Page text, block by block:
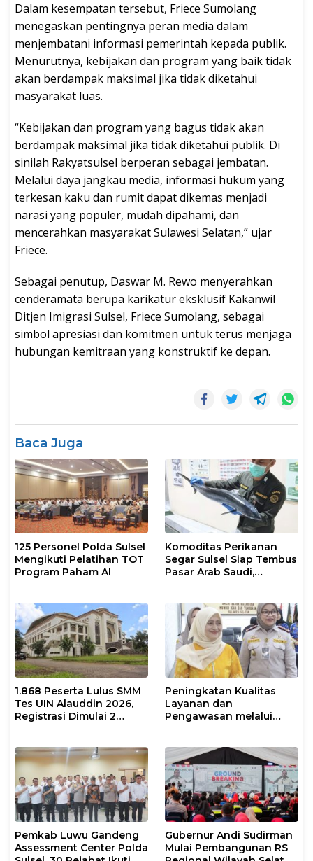
Dalam kesempatan tersebut, Friece Sumolang
menegaskan pentingnya peran media dalam
menjembatani informasi pemerintah kepada publik.
Menurutnya, kebijakan dan program yang baik tidak
akan berdampak maksimal jika tidak diketahui
masyarakat luas.
“Kebijakan dan program yang bagus tidak akan
berdampak maksimal jika tidak diketahui publik. Di
sinilah Rakyatsulsel berperan sebagai jembatan.
Melalui daya jangkau media, informasi hukum yang
terkesan kaku dan rumit dapat dikemas menjadi
narasi yang populer, mudah dipahami, dan
mencerahkan masyarakat Sulawesi Selatan,” ujar
Friece.
Sebagai penutup, Daswar M. Rewo menyerahkan
cenderamata berupa karikatur eksklusif Kakanwil
Ditjen Imigrasi Sulsel, Friece Sumolang, sebagai
simbol apresiasi dan komitmen untuk terus menjaga
hubungan kemitraan yang konstruktif ke depan.
Baca Juga
125 Personel Polda Sulsel
Mengikuti Pelatihan TOT
Program Paham AI
Komoditas Perikanan
Segar Sulsel Siap Tembus
Pasar Arab Saudi,
1.868 Peserta Lulus SMM
Tes UIN Alauddin 2026,
Registrasi Dimulai 2
Peningkatan Kualitas
Layanan dan
Pengawasan melalui
Hewan
Pemkab Luwu Gandeng
Assessment Center Polda
Gubernur Andi Sudirman
Mulai Pembangunan RS